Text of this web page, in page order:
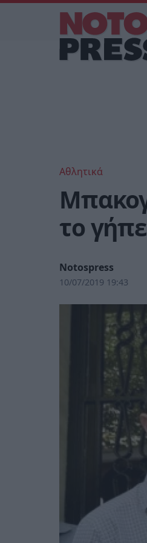
Αθλητικά
το
Notospress
10/07/2019 19:43